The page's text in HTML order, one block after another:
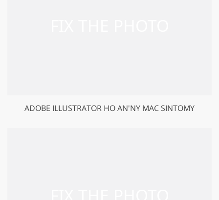
ADOBE ILLUSTRATOR HO AN'NY MAC SINTOMY